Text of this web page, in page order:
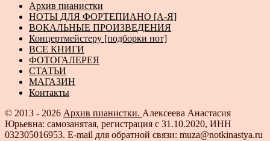
Архив пианистки
НОТЫ ДЛЯ ФОРТЕПИАНО [А-Я]
ВОКАЛЬНЫЕ ПРОИЗВЕДЕНИЯ
Концертмейстеру [подборки нот]
ВСЕ КНИГИ
ФОТОГАЛЕРЕЯ
СТАТЬИ
МАГАЗИН
Контакты
© 2013 - 2026 Архив пианистки. Алексеева Анастасия
Юрьевна: самозанятая, регистрация с 31.10.2020, ИНН
032305016953. E-mail для обратной связи: muza@notkinastya.ru